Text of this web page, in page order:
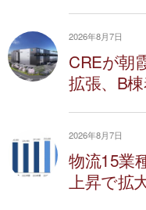
2026年8月7日
CREが朝
拡張、B
2026年8月7日
物流15業
上昇で拡